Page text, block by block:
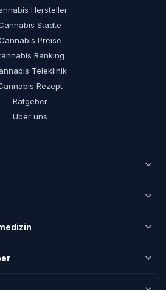
Hersteller
Städte
Preise
Ranking
Teleklinik
Rezept
Ratgeber
Über uns